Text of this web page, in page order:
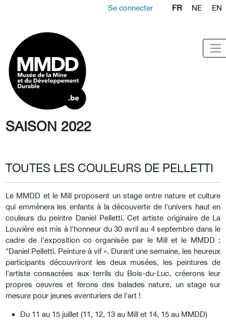
Se connecter FR NE EN
SAISON 2022
TOUTES LES COULEURS DE PELLETTI
Le MMDD et le Mill proposent un stage entre nature et culture
qui emmènera les enfants à la découverte de l'univers haut en
couleurs du peintre Daniel Pelletti. Cet artiste originaire de La
Louvière est mis à l'honneur du 30 avril au 4 septembre dans le
cadre de l'exposition co organisée par le Mill et le MMDD :
"Daniel Pelletti. Peinture à vif ». Durant une semaine, les heureux
participants découvriront les deux musées, les peintures de
l'artiste consacrées aux terrils du Bois-du-Luc, créerons leur
propres oeuvres et ferons des balades nature, un stage sur
mesure pour jeunes aventuriers de l'art !
Du 11 au 15 juillet (11, 12, 13 au Mill et 14, 15 au MMDD)